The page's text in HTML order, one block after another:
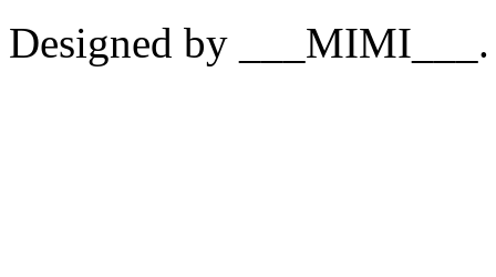
Designed by ___MIMI___.